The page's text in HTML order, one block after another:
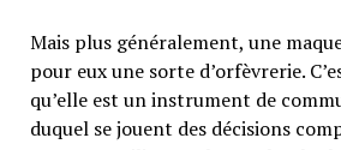
Mais plus généralement, une
pour eux une sorte d’orfèvrerie.
qu’elle est un instrument de
duquel se jouent des décisions